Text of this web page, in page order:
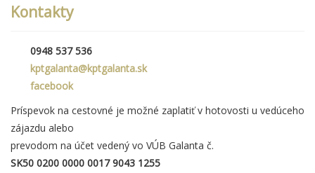
Kontakty
0948 537 536
kptgalanta@kptgalanta.sk
facebook
Príspevok na cestovné je možné zaplatiť v hotovosti u vedúceho
zájazdu alebo
prevodom na účet vedený vo VÚB Galanta č.
SK50 0200 0000 0017 9043 1255